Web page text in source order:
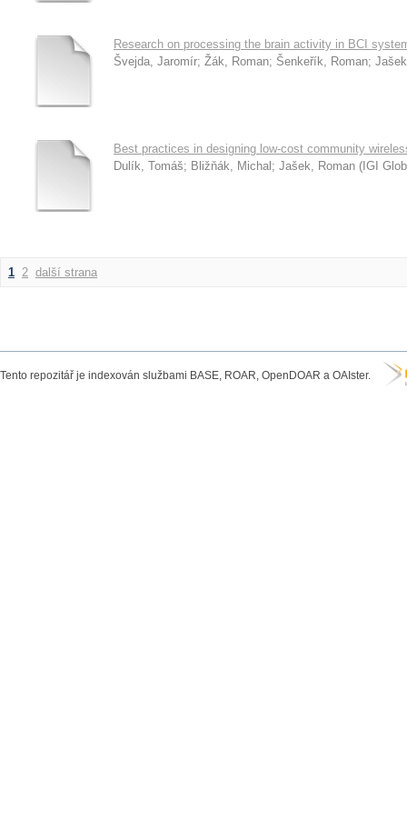
Research on processing the brain activity in BCI
Švejda, Jaromír; Žák, Roman; Šenkeřík, Roman;
Best practices in designing low-cost community
Dulík, Tomáš; Bližňák, Michal ; Jašek, Roman ( IGI
1 2 další strana
Tento repozitář je indexován službami BASE, ROAR, OpenDOAR a OAIster.